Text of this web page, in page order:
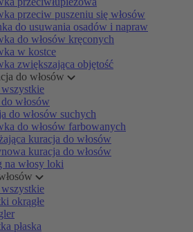
przeciw puszeniu się włosów
do usuwania osadów i napraw
do włosów kręconych
w kostce
zwiększająca objętość
do włosów
do włosów
do włosów suchych
do włosów farbowanych
kuracja do włosów
kuracja do włosów
na włosy loki
okrągłe
płaska